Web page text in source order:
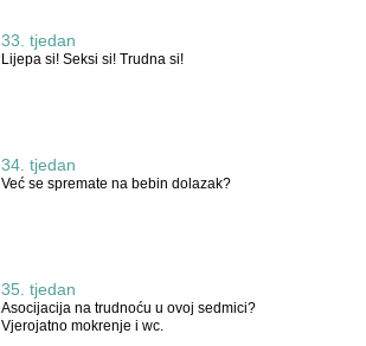
33. tjedan
Lijepa si! Seksi si! Trudna si!
34. tjedan
Već se spremate na bebin dolazak?
35. tjedan
Asocijacija na trudnoću u ovoj sedmici?
Vjerojatno mokrenje i wc.